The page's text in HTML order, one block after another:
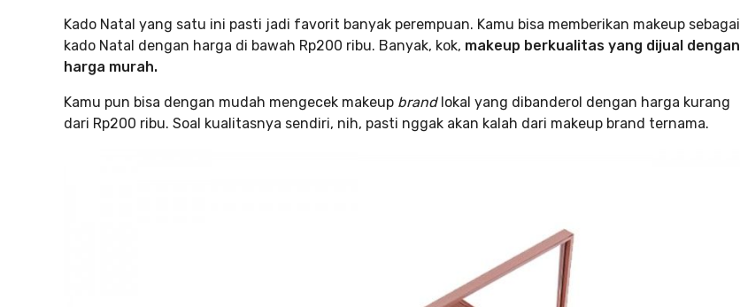
Kado Natal yang satu ini pasti jadi favorit banyak perempuan. Kamu bisa memberikan makeup sebagai
kado Natal dengan harga di bawah Rp200 ribu. Banyak, kok, makeup berkualitas yang dijual dengan
harga murah.
Kamu pun bisa dengan mudah mengecek makeup brandlokal yang dibanderol dengan harga kurang
dari Rp200 ribu. Soal kualitasnya sendiri, nih, pasti nggak akan kalah dari makeup brand ternama.